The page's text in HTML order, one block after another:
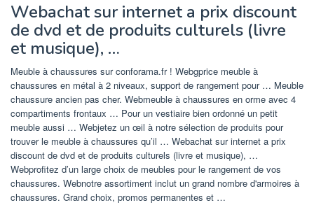
Webachat sur internet a prix discount
de dvd et de produits culturels (livre
et musique), …
Meuble à chaussures sur conforama.fr ! Webgprice meuble à
chaussures en métal à 2 niveaux, support de rangement pour … Meuble
chaussure ancien pas cher. Webmeuble à chaussures en orme avec 4
compartiments frontaux … Pour un vestiaire bien ordonné un petit
meuble aussi … Webjetez un œil à notre sélection de produits pour
trouver le meuble à chaussures qu’il … Webachat sur internet a prix
discount de dvd et de produits culturels (livre et musique), …
Webprofitez d’un large choix de meubles pour le rangement de vos
chaussures. Webnotre assortiment inclut un grand nombre d'armoires à
chaussures. Grand choix, promos permanentes et …